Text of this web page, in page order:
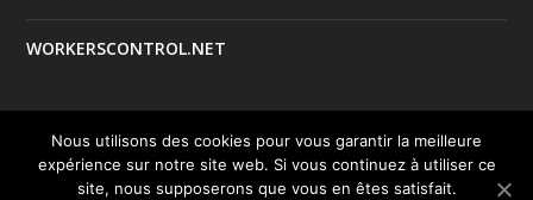
WORKERSCONTROL.NET
© 2017 Tous droits réservés | Mentions Légales| Créé par
Nous utilisons des cookies pour vous garantir la meilleure
expérience sur notre site web. Si vous continuez à utiliser ce
site, nous supposerons que vous en êtes satisfait.